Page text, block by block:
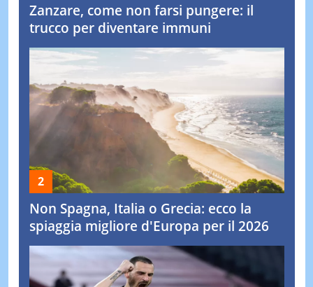
Zanzare, come non farsi pungere: il
trucco per diventare immuni
Non Spagna, Italia o Grecia: ecco la
spiaggia migliore d'Europa per il 2026